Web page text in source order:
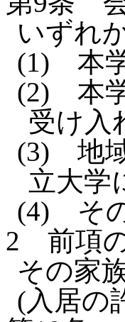
いずれ
(1) 本
(2) 本
受け入
(3) 地
立大学
(4) そ
2 前項
その家
(入居の